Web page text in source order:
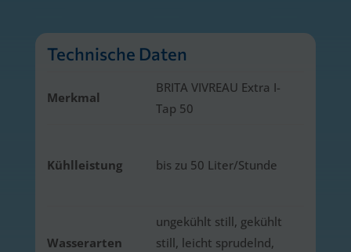
Technische Daten
Merkmal
BRITA VIVREAU Extra I-
Tap 50
Kühlleistung bis zu 50 Liter/Stunde
Wasserarten
ungekühlt still, gekühlt
still, leicht sprudelnd,